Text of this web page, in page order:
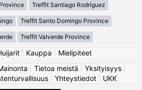
Treffit Santiago Rodríguez
Treffit Santo Domingo Province
Treffit Valverde Province
Kauppa
Mielipiteet
Tietoa meistä Yksityisyys|
Yhteystiedot UKK